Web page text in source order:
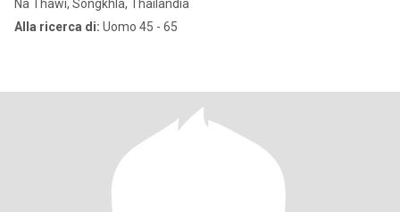
Na Thawi, Songkhla, Thailandia
Alla ricerca di: Uomo 45 - 65